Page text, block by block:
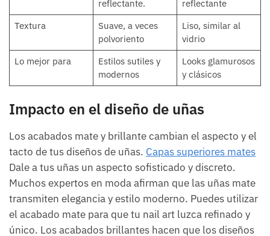
reflectante.
reflectante
Textura
Suave, a veces
polvoriento
Liso, similar al
vidrio
Lo mejor para
Estilos sutiles y
modernos
Looks glamurosos
y clásicos
Impacto en el diseño de uñas
Los acabados mate y brillante cambian el aspecto y el
tacto de tus diseños de uñas. Capas superiores mates
Dale a tus uñas un aspecto sofisticado y discreto.
Muchos expertos en moda afirman que las uñas mate
transmiten elegancia y estilo moderno. Puedes utilizar
el acabado mate para que tu nail art luzca refinado y
único. Los acabados brillantes hacen que los diseños